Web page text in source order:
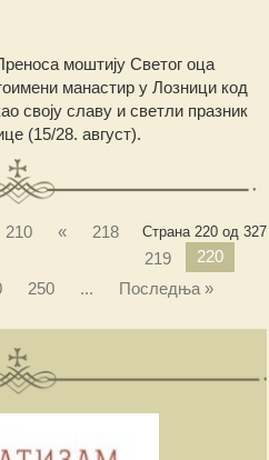
моштију Светог оца
манастир у Лозници код
своју славу и светли празник
(15/28. август).
Страна 220 од 327
210 «
218
219
220
250 ... Последња »